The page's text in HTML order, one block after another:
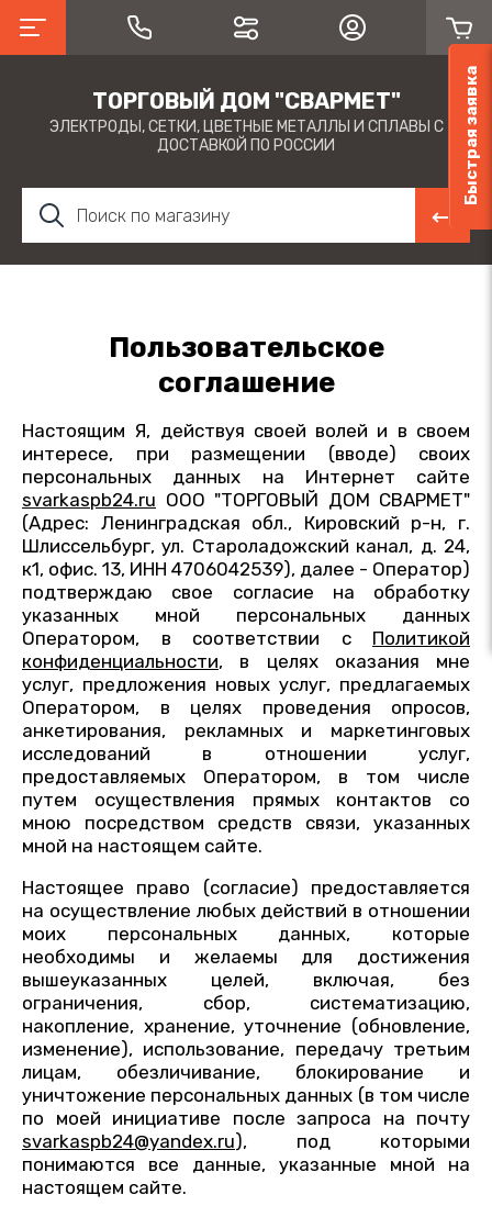
ТОРГОВЫЙ ДОМ "СВАРМЕТ"
ЭЛЕКТРОДЫ, СЕТКИ, ЦВЕТНЫЕ МЕТАЛЛЫ И СПЛАВЫ С
ДОСТАВКОЙ ПО РОССИИ
Пользовательское
соглашение
Настоящим Я, действуя своей волей и в своем
интересе, при размещении (вводе) своих
персональных данных на Интернет сайте
svarkaspb24.ru ООО "ТОРГОВЫЙ ДОМ СВАРМЕТ"
(Адрес: Ленинградская обл., Кировский р-н, г.
Шлиссельбург, ул. Староладожский канал, д. 24,
к1, офис. 13, ИНН 4706042539), далее - Оператор)
подтверждаю свое согласие на обработку
указанных мной персональных данных
Оператором, в соответствии с Политикой
конфиденциальности, в целях оказания мне
услуг, предложения новых услуг, предлагаемых
Оператором, в целях проведения опросов,
анкетирования, рекламных и маркетинговых
исследований в отношении услуг,
предоставляемых Оператором, в том числе
путем осуществления прямых контактов со
мною посредством средств связи, указанных
мной на настоящем сайте.
Настоящее право (согласие) предоставляется
на осуществление любых действий в отношении
моих персональных данных, которые
необходимы и желаемы для достижения
вышеуказанных целей, включая, без
ограничения, сбор, систематизацию,
накопление, хранение, уточнение (обновление,
изменение), использование, передачу третьим
лицам, обезличивание, блокирование и
уничтожение персональных данных (в том числе
по моей инициативе после запроса на почту
svarkaspb24@yandex.ru), под которыми
понимаются все данные, указанные мной на
настоящем сайте.
Быстрая заявка